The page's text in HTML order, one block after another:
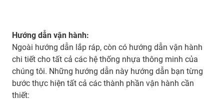
Hướng dẫn vận hành:
Ngoài hướng dẫn lắp ráp, còn có hướng dẫn vận hành
chi tiết cho tất cả các hệ thống nhựa thông minh của
chúng tôi. Những hướng dẫn này hướng dẫn bạn từng
bước thực hiện tất cả các thành phần vận hành cần
thiết: